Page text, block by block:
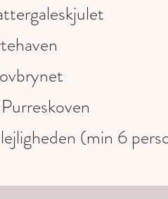
(min 6